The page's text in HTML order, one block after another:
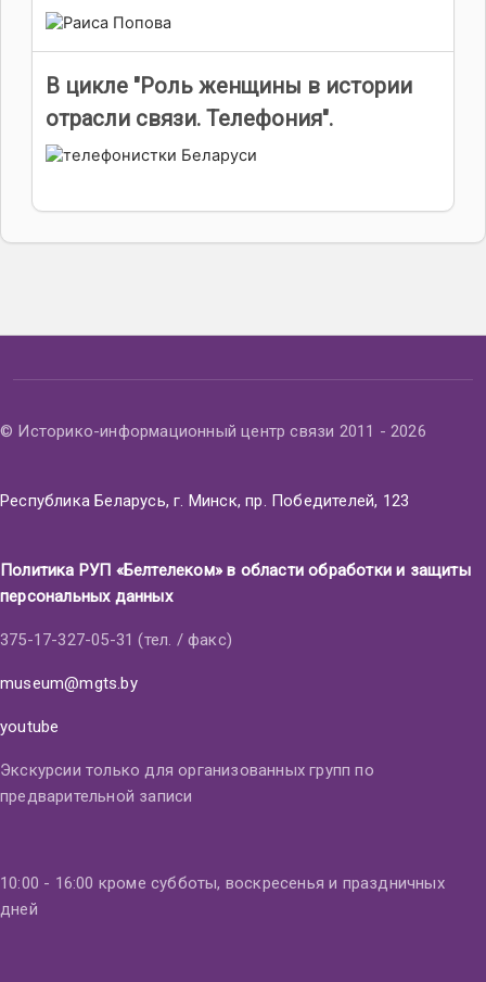
В цикле "Роль женщины в истории
отрасли связи. Телефония".
© Историко-информационный центр связи 2011 - 2026
Республика Беларусь, г. Минск, пр. Победителей, 123
Политика РУП «Белтелеком» в области обработки и защиты
персональных данных
375-17-327-05-31 (тел. / факс)
museum@mgts.by
youtube
Экскурсии только для организованных групп по
предварительной записи
10:00 - 16:00 кроме субботы, воскресенья и праздничных
дней